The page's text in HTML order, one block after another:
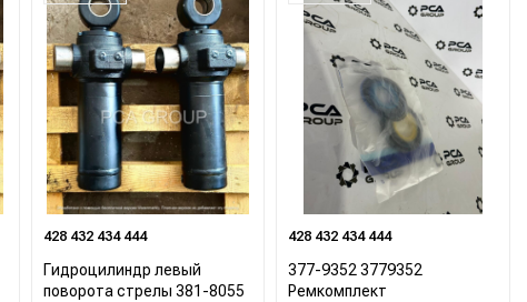
428 432 434 444
Гидроцилиндр левый
поворота стрелы 381-8055
428 432 434 444
377-9352 3779352
Ремкомплект